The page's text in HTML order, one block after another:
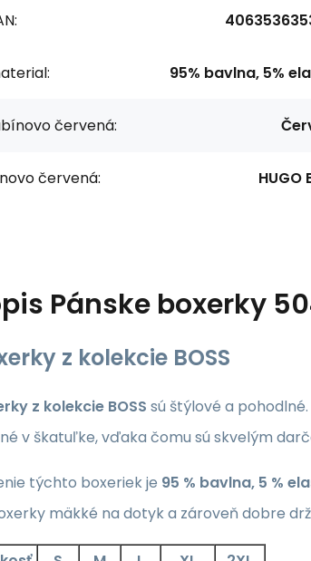
95% bavlna, 5%
červená:
červená: HUGO
Pánske boxerky
z kolekcie BOSS
z kolekcie BOSS sú štýlové a
v škatuľke, vďaka čomu sú skvelým
týchto boxeriek je 95 % bavlna, 5 %
mäkké na dotyk a zároveň dobre